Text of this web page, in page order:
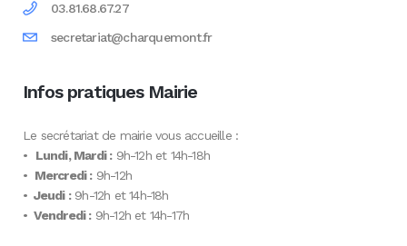
03.81.68.67.27
secretariat@charquemont.fr
Infos pratiques Mairie
Le secrétariat de mairie vous accueille :
• Lundi, Mardi :9h-12h et 14h-18h
• Mercredi :9h-12h
• Jeudi :9h-12h et 14h-18h
• Vendredi :9h-12h et 14h-17h